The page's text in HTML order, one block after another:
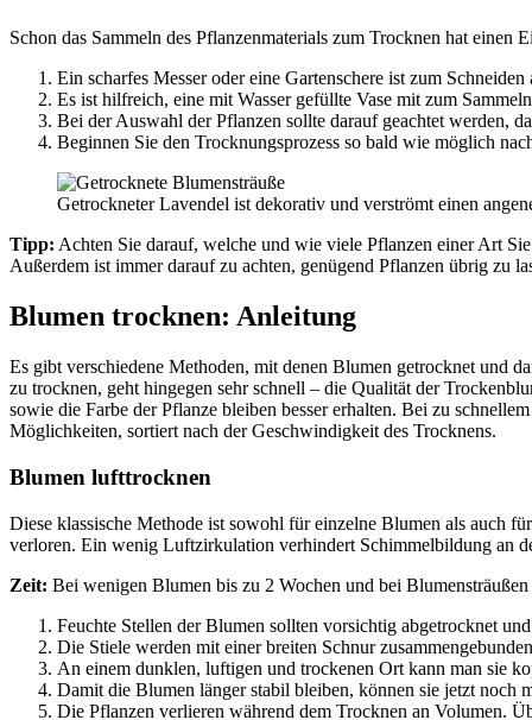
Schon das Sammeln des Pflanzenmaterials zum Trocknen hat
Ein scharfes Messer oder eine Gartenschere ist zum
Es ist hilfreich, eine mit Wasser gefüllte Vase mit zum
Bei der Auswahl der Pflanzen sollte darauf geachtet werden,
Beginnen Sie den Trocknungsprozess so bald wie möglich
Getrockneter Lavendel ist dekorativ und verströmt einen
Tipp: Achten Sie darauf, welche und wie viele Pflanzen einer Art
Außerdem ist immer darauf zu achten, genügend Pflanzen übrig zu
Blumen trocknen: Anleitung
Es gibt verschiedene Methoden, mit denen Blumen getrocknet und
zu trocknen, geht hingegen sehr schnell – die Qualität der
sowie die Farbe der Pflanze bleiben besser erhalten. Bei zu
Möglichkeiten, sortiert nach der Geschwindigkeit des Trocknens.
Blumen lufttrocknen
Diese klassische Methode ist sowohl für einzelne Blumen als auch
verloren. Ein wenig Luftzirkulation verhindert Schimmelbildung an
Zeit: Bei wenigen Blumen bis zu 2 Wochen und bei
Feuchte Stellen der Blumen sollten vorsichtig abgetrocknet
Die Stiele werden mit einer breiten Schnur
An einem dunklen, luftigen und trockenen Ort kann man sie
Damit die Blumen länger stabil bleiben, können sie jetzt noch
Die Pflanzen verlieren während dem Trocknen an Volumen.